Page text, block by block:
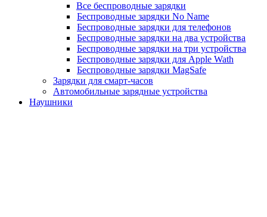
Все беспроводные зарядки
Беспроводные зарядки No Name
Беспроводные зарядки для телефонов
Беспроводные зарядки на два устройства
Беспроводные зарядки на три устройства
Беспроводные зарядки для Apple Wath
Беспроводные зарядки MagSafe
Зарядки для смарт-часов
Автомобильные зарядные устройства
Наушники